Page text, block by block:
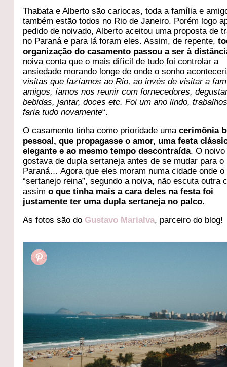
Thabata e Alberto são cariocas, toda a família e
também estão todos no Rio de Janeiro. Porém logo
pedido de noivado, Alberto aceitou uma proposta de
no Paraná e para lá foram eles. Assim, de repente,
organização do casamento passou a ser à
noiva conta que o mais difícil de tudo foi controlar a
ansiedade morando longe de onde o sonho
visitas que fazíamos ao Rio, ao invés de visitar a
amigos, íamos nos reunir com fornecedores,
bebidas, jantar, doces etc. Foi um ano lindo,
faria tudo novamente“.
O casamento tinha como prioridade umacerimônia
pessoal, que propagasse o amor, uma festa
elegante e ao mesmo tempo descontraída. O noivo
gostava de dupla sertaneja antes de se mudar para o
Paraná… Agora que eles moram numa cidade onde o
“sertanejo reina”, segundo a noiva, não escuta outra
assimo que tinha mais a cara deles na festa foi
justamente ter uma dupla sertaneja no palco.
As fotos são do Gustavo Marialva, parceiro do blog!